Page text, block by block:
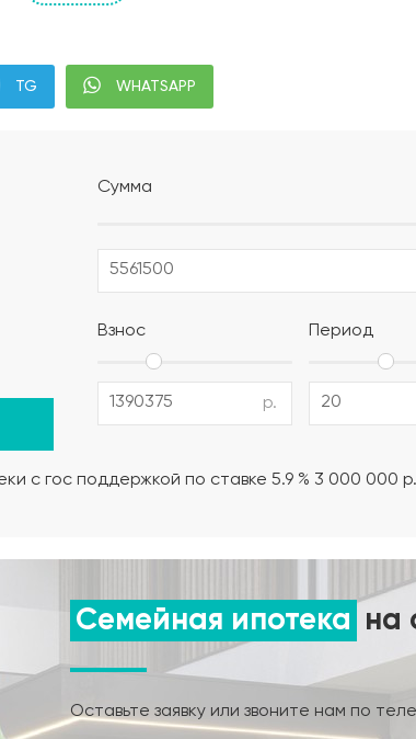
уплотнением;
(толщина утеплителя выбирается в
AIII, поддерживающие и поперечные каркасы
влажностный режима);
TG WHATSAPP
Сумма
Взнос
р.
Период
с гос поддержкой по ставке 5.9 % 3 000 000 р.
Семейная ипотека на
Оставьте заявку или звоните нам по